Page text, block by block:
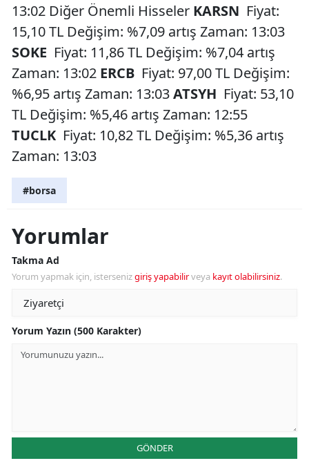
13:02 Diğer Önemli Hisseler KARSN Fiyat:
15,10 TL Değişim: %7,09 artış Zaman: 13:03
SOKE Fiyat: 11,86 TL Değişim: %7,04 artış
Zaman: 13:02 ERCB Fiyat: 97,00 TL Değişim:
%6,95 artış Zaman: 13:03ATSYH Fiyat: 53,10
TL Değişim: %5,46 artış Zaman: 12:55
TUCLK Fiyat: 10,82 TL Değişim: %5,36 artış
Zaman: 13:03
#borsa
Yorumlar
Takma Ad
Yorum yapmak için, istersenizgiriş yapabilirveya kayıt olabilirsiniz.
Yorum Yazın (500 Karakter)
GÖNDER